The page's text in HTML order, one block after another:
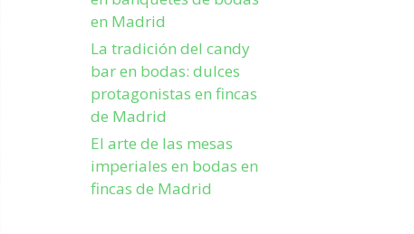
en Madrid
La tradición del candy
bar en bodas: dulces
protagonistas en fincas
de Madrid
El arte de las mesas
imperiales en bodas en
fincas de Madrid